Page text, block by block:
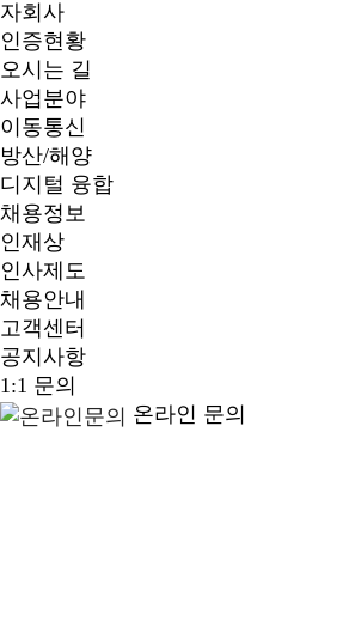
자회사
인증현황
오시는 길
사업분야
이동통신
방산/해양
디지털 융합
채용정보
인재상
인사제도
채용안내
고객센터
공지사항
1:1 문의
온라인 문의